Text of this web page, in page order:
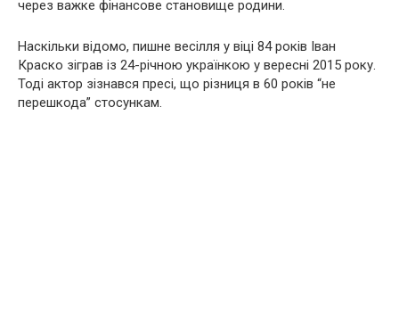
через важке фінансове становище родини.
Наскільки відомо, пишне весілля у віці 84 років Іван
Краско зіграв із 24-річною українкою у вересні 2015 року.
Тоді актор зізнався пресі, що різниця в 60 років “не
перешкода” стосункам.